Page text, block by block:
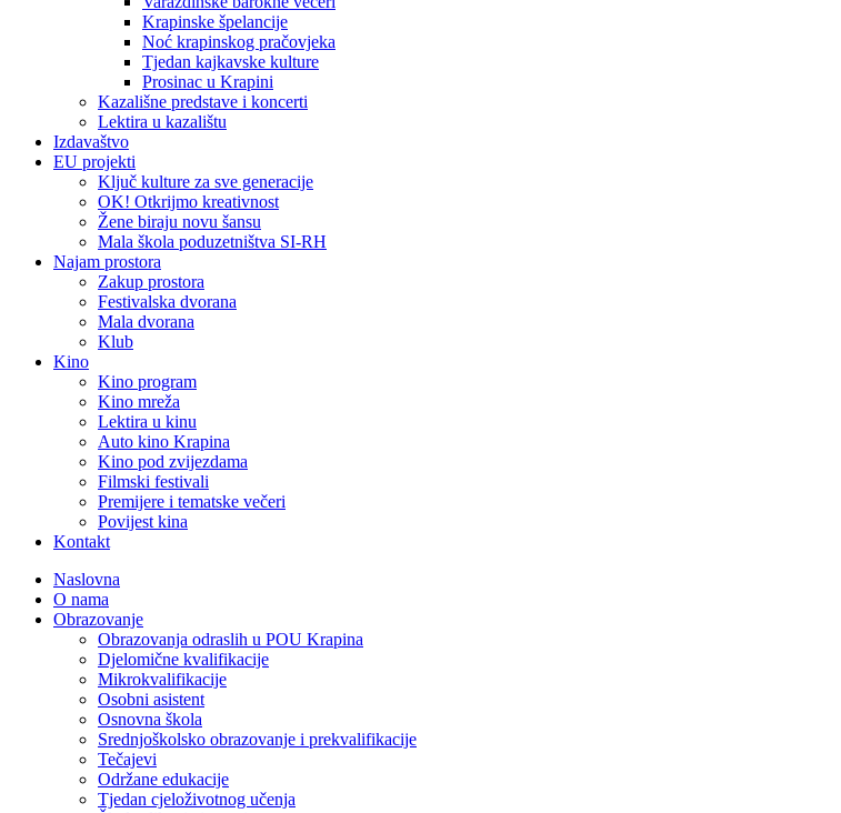
Krapinske špelancije
Noć krapinskog pračovjeka
Tjedan kajkavske kulture
Prosinac u Krapini
Kazališne predstave i koncerti
Lektira u kazalištu
Izdavaštvo
EU projekti
Ključ kulture za sve generacije
OK! Otkrijmo kreativnost
Žene biraju novu šansu
Mala škola poduzetništva SI-RH
Najam prostora
Zakup prostora
Festivalska dvorana
Mala dvorana
Klub
Kino
Kino program
Kino mreža
Lektira u kinu
Auto kino Krapina
Kino pod zvijezdama
Filmski festivali
Premijere i tematske večeri
Povijest kina
Kontakt
Naslovna
O nama
Obrazovanje
Obrazovanja odraslih u POU Krapina
Djelomične kvalifikacije
Mikrokvalifikacije
Osobni asistent
Osnovna škola
Srednjoškolsko obrazovanje i prekvalifikacije
Tečajevi
Održane edukacije
Tjedan cjeloživotnog učenja